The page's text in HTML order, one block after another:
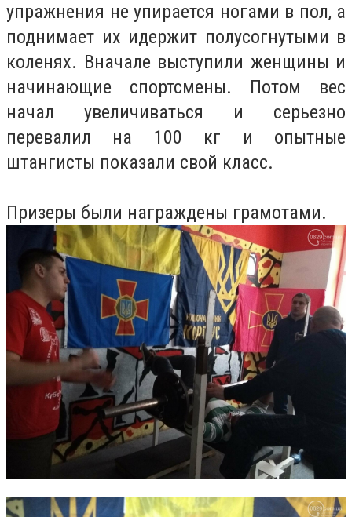
упражнения не упирается ногами в пол, а
поднимает их идержит полусогнутыми в
коленях. Вначале выступили женщины и
начинающие спортсмены. Потом вес
начал увеличиваться и серьезно
перевалил на 100 кг и опытные
штангисты показали свой класс.
Призеры были награждены грамотами.